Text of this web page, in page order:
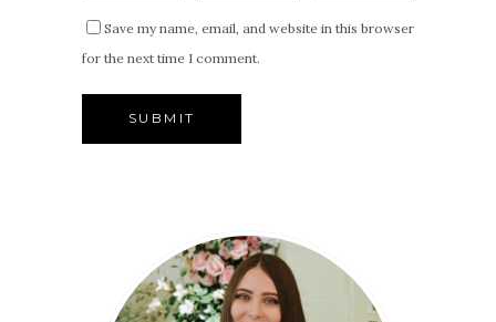
Save my name, email, and website in this browser
for the next time I comment.